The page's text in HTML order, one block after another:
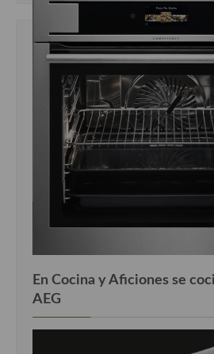
En Cocina y Aficiones se
AEG